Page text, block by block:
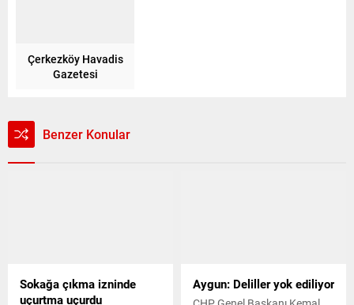
Çerkezköy Havadis
Gazetesi
Benzer Konular
Sokağa çıkma izninde
uçurtma uçurdu
Aygun: Deliller yok ediliyor